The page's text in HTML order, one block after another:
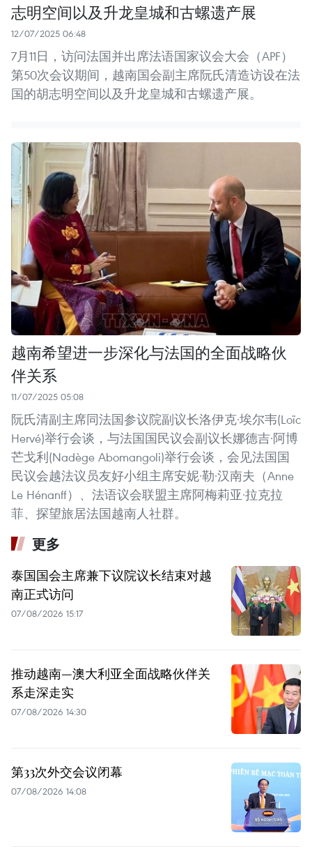
志明空间以及升龙皇城和古螺遗产展
12/07/2025 06:48
7月11日，访问法国并出席法语国家议会大会（APF）
第50次会议期间，越南国会副主席阮氏清造访设在法
国的胡志明空间以及升龙皇城和古螺遗产展。
越南希望进一步深化与法国的全面战略伙
伴关系
11/07/2025 05:08
阮氏清副主席同法国参议院副议长洛伊克·埃尔韦(Loïc
Hervé)举行会谈，与法国国民议会副议长娜德吉·阿博
芒戈利(Nadège Abomangoli)举行会谈，会见法国国
民议会越法议员友好小组主席安妮·勒·汉南夫（Anne
Le Hénanff）、法语议会联盟主席阿梅莉亚·拉克拉
菲、探望旅居法国越南人社群。
更多
泰国国会主席兼下议院议长结束对越
南正式访问
07/08/2026 15:17
推动越南—澳大利亚全面战略伙伴关
系走深走实
07/08/2026 14:30
第33次外交会议闭幕
07/08/2026 14:08